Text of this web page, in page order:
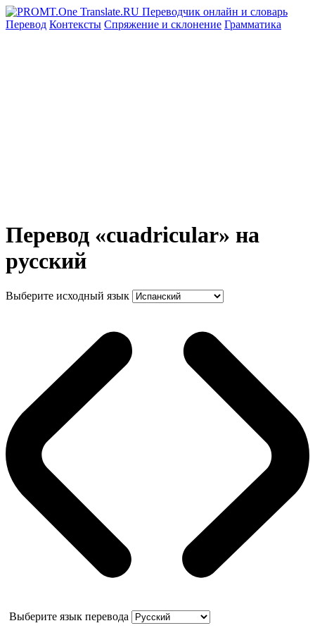
Перевод Контексты Спряжение и склонение Грамматика
Перевод «cuadricular» на
русский
Выберите исходный язык
Выберите язык перевода